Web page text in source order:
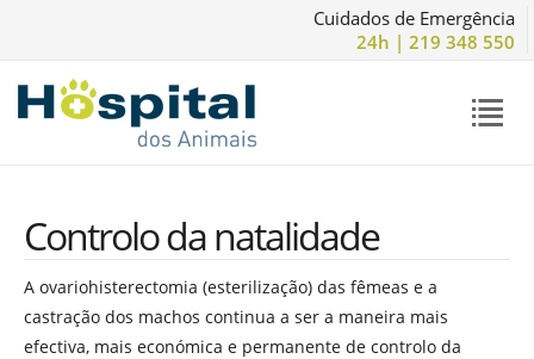
Cuidados de Emergência
24h | 219 348 550
Controlo da natalidade
A ovariohisterectomia (esterilização) das fêmeas e a
castração dos machos continua a ser a maneira mais
efectiva, mais económica e permanente de controlo da